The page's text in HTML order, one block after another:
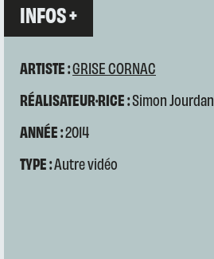
INFOS +
ARTISTE :GRISE CORNAC
RÉALISATEUR·RICE :Simon Jourdan
ANNÉE :2014
TYPE :Autre vidéo